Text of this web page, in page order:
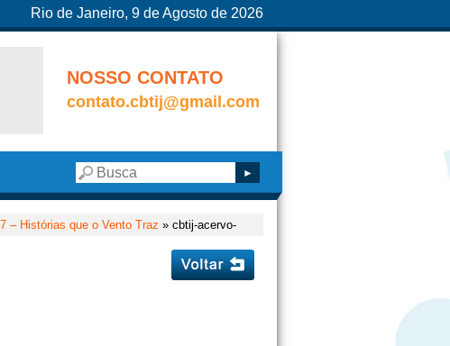
Rio de Janeiro, 9 de Agosto de 2026
NOSSO CONTATO
contato.cbtij@gmail.com
– Histórias que o Vento Traz » cbtij-acervo-